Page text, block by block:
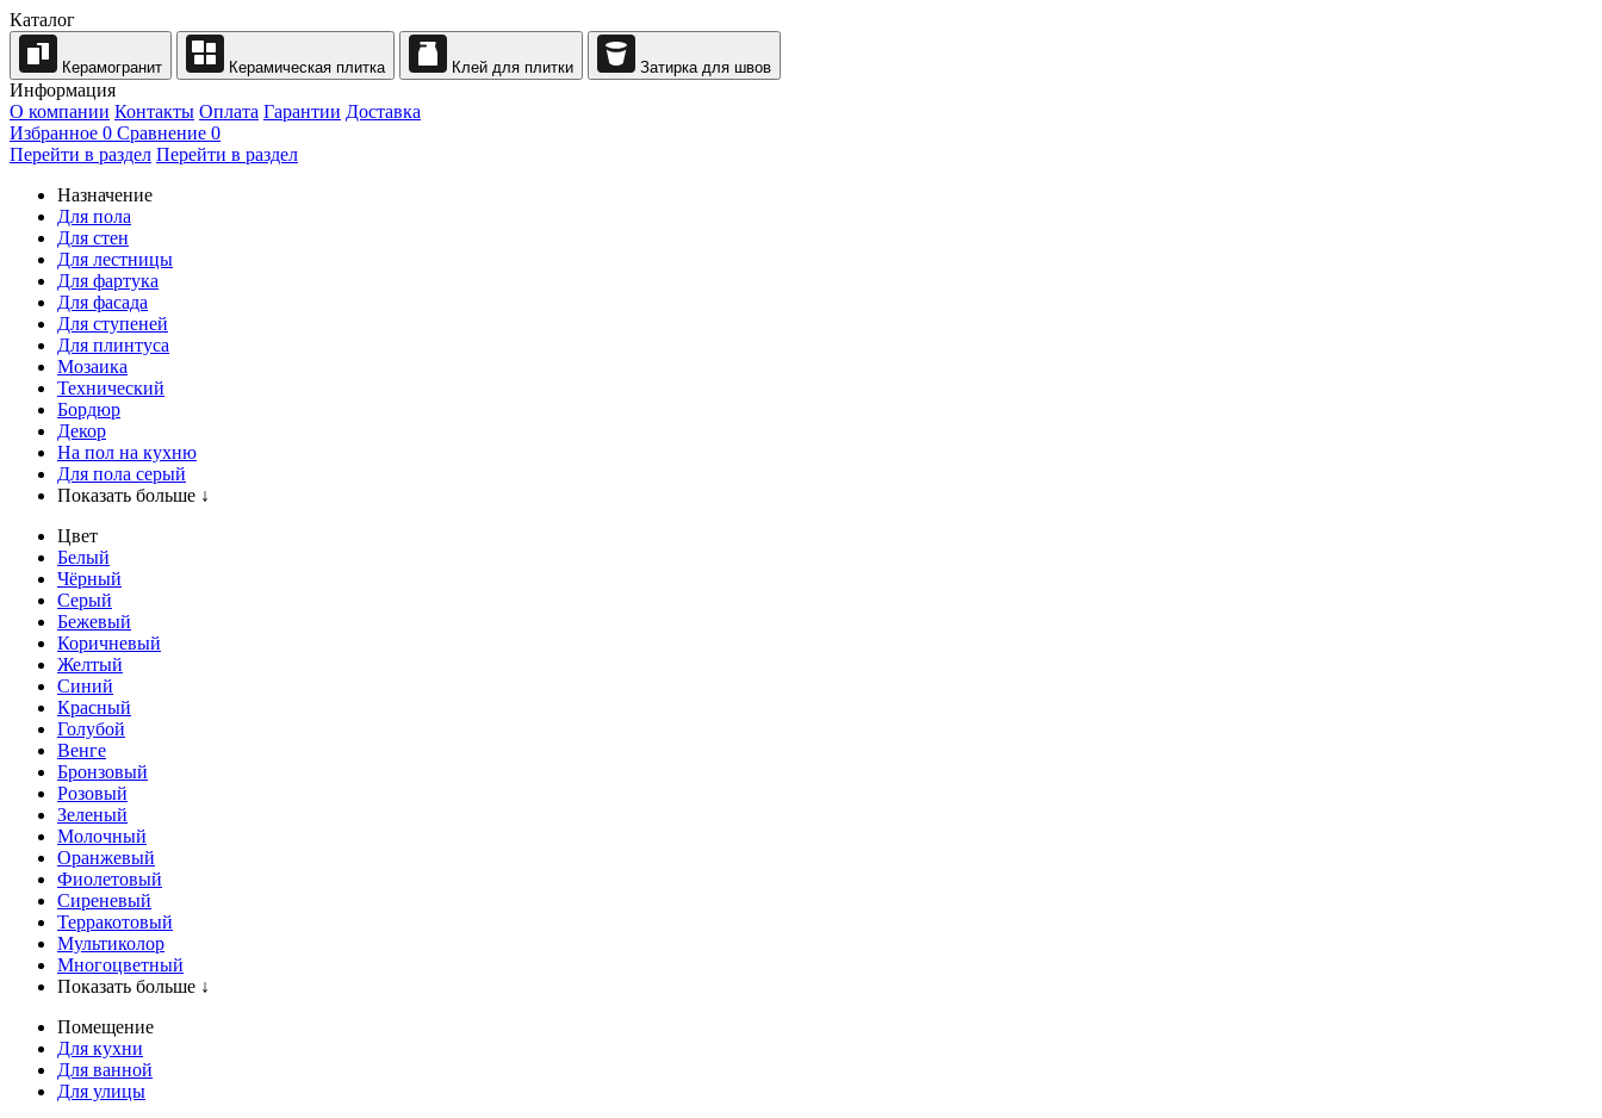
Каталог
Керамогранит Керамическая плитка Клей для плитки Затирка для швов
Информация
О компании Контакты Оплата Гарантии Доставка
Избранное 0 Сравнение 0
Перейти в раздел Перейти в раздел
Назначение
Для пола
Для стен
Для лестницы
Для фартука
Для фасада
Для ступеней
Для плинтуса
Мозаика
Технический
Бордюр
Декор
На пол на кухню
Для пола серый
Показать больше ↓
Цвет
Белый
Чёрный
Серый
Бежевый
Коричневый
Желтый
Синий
Красный
Голубой
Венге
Бронзовый
Розовый
Зеленый
Молочный
Оранжевый
Фиолетовый
Сиреневый
Терракотовый
Мультиколор
Многоцветный
Показать больше ↓
Помещение
Для кухни
Для ванной
Для улицы